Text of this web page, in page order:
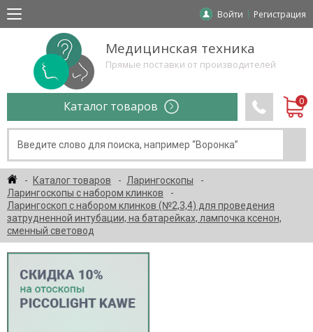
Войти Регистрация
Медицинская техника
Прямые поставки от производителей
Каталог товаров
Каталог товаров
Ларингоскопы
Ларингоскопы с набором клинков
Ларингоскоп с набором клинков (№2,3,4) для проведения
затрудненной интубации, на батарейках, лампочка ксенон,
сменный световод